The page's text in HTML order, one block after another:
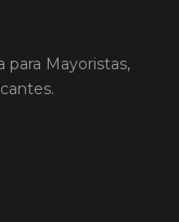
Mayoristas,